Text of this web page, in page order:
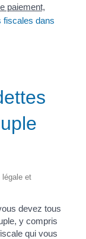
paiement,
fiscales dans
légale et
devez tous
y compris
qui vous